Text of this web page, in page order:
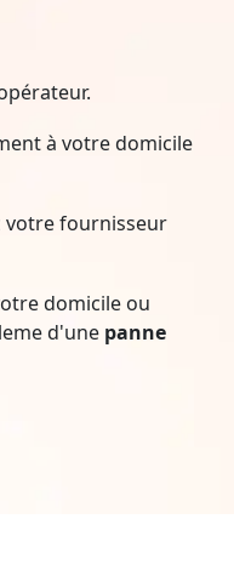
à votre domicile
votre fournisseur
domicile ou
d'une panne